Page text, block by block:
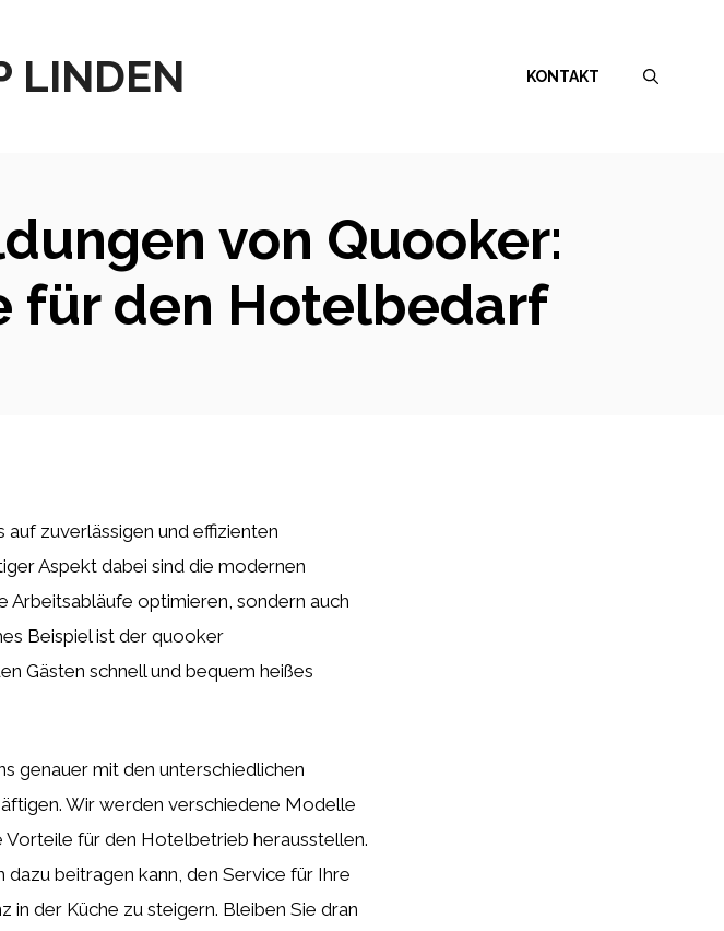
LINDEN KONTAKT
von Quooker:
für den Hotelbedarf
zuverlässigen und effizienten
Aspekt dabei sind die modernen
Arbeitsabläufe optimieren, sondern auch
Beispiel ist der quooker
Gästen schnell und bequem heißes
genauer mit den unterschiedlichen
Wir werden verschiedene Modelle
Vorteile für den Hotelbetrieb herausstellen.
beitragen kann, den Service für Ihre
in der Küche zu steigern. Bleiben Sie dran